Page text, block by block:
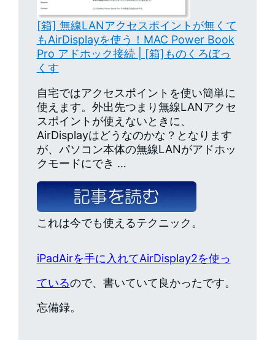
[箱] 無線LANアクセスポイントが無くて
もAirDisplayを使う！MAC Power Book
Pro アドホック接続 | [箱]ものくろぼっ
くす
自宅ではアクセスポイントを使い簡単に
使えます。外出先つまり無線LANアクセ
スポイントが使えないときに、
AirDisplayはどうなのかな？となります
が、パソコン本体の無線LANがアドホッ
クモードにでき …
これは今でも使えるテクニック。
iPadAirを手に入れてAirDisplay2を使っ
ているので、書いていて良かったです。
忘備録。